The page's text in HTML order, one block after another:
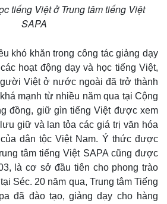
Multimedia
tiếng Việt ở Trung tâm tiếng Việt
SAPA
khó khăn trong công tác giảng dạy
hoạt động dạy và học tiếng Việt,
Việt ở nước ngoài đã trở thành
mạnh từ nhiều năm qua tại Cộng
đồng, giữ gìn tiếng Việt được xem
giữ và lan tỏa các giá trị văn hóa
dân tộc Việt Nam. Ý thức được
tâm tiếng Việt SAPA cũng được
là cơ sở đầu tiên cho phong trào
Séc. 20 năm qua, Trung tâm Tiếng
đã đào tạo, giảng dạy cho hàng